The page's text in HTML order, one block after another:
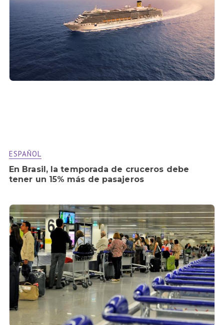
ESPAÑOL
En Brasil, la temporada de cruceros debe
tener un 15% más de pasajeros